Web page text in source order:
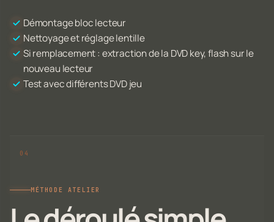
Démontage bloc lecteur
Nettoyage et réglage lentille
Si remplacement : extraction de la DVD key, flash sur le
nouveau lecteur
Test avec différents DVD jeu
MÉTHODE ATELIER